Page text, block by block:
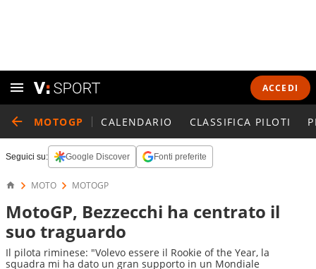
ACCEDI
MOTOGP CALENDARIO CLASSIFICA PILOTI
Seguici su: Google Discover Fonti preferite
MOTO MOTOGP
MotoGP, Bezzecchi ha centrato il
suo traguardo
Il pilota riminese: "Volevo essere il Rookie of the Year, la
squadra mi ha dato un gran supporto in un Mondiale